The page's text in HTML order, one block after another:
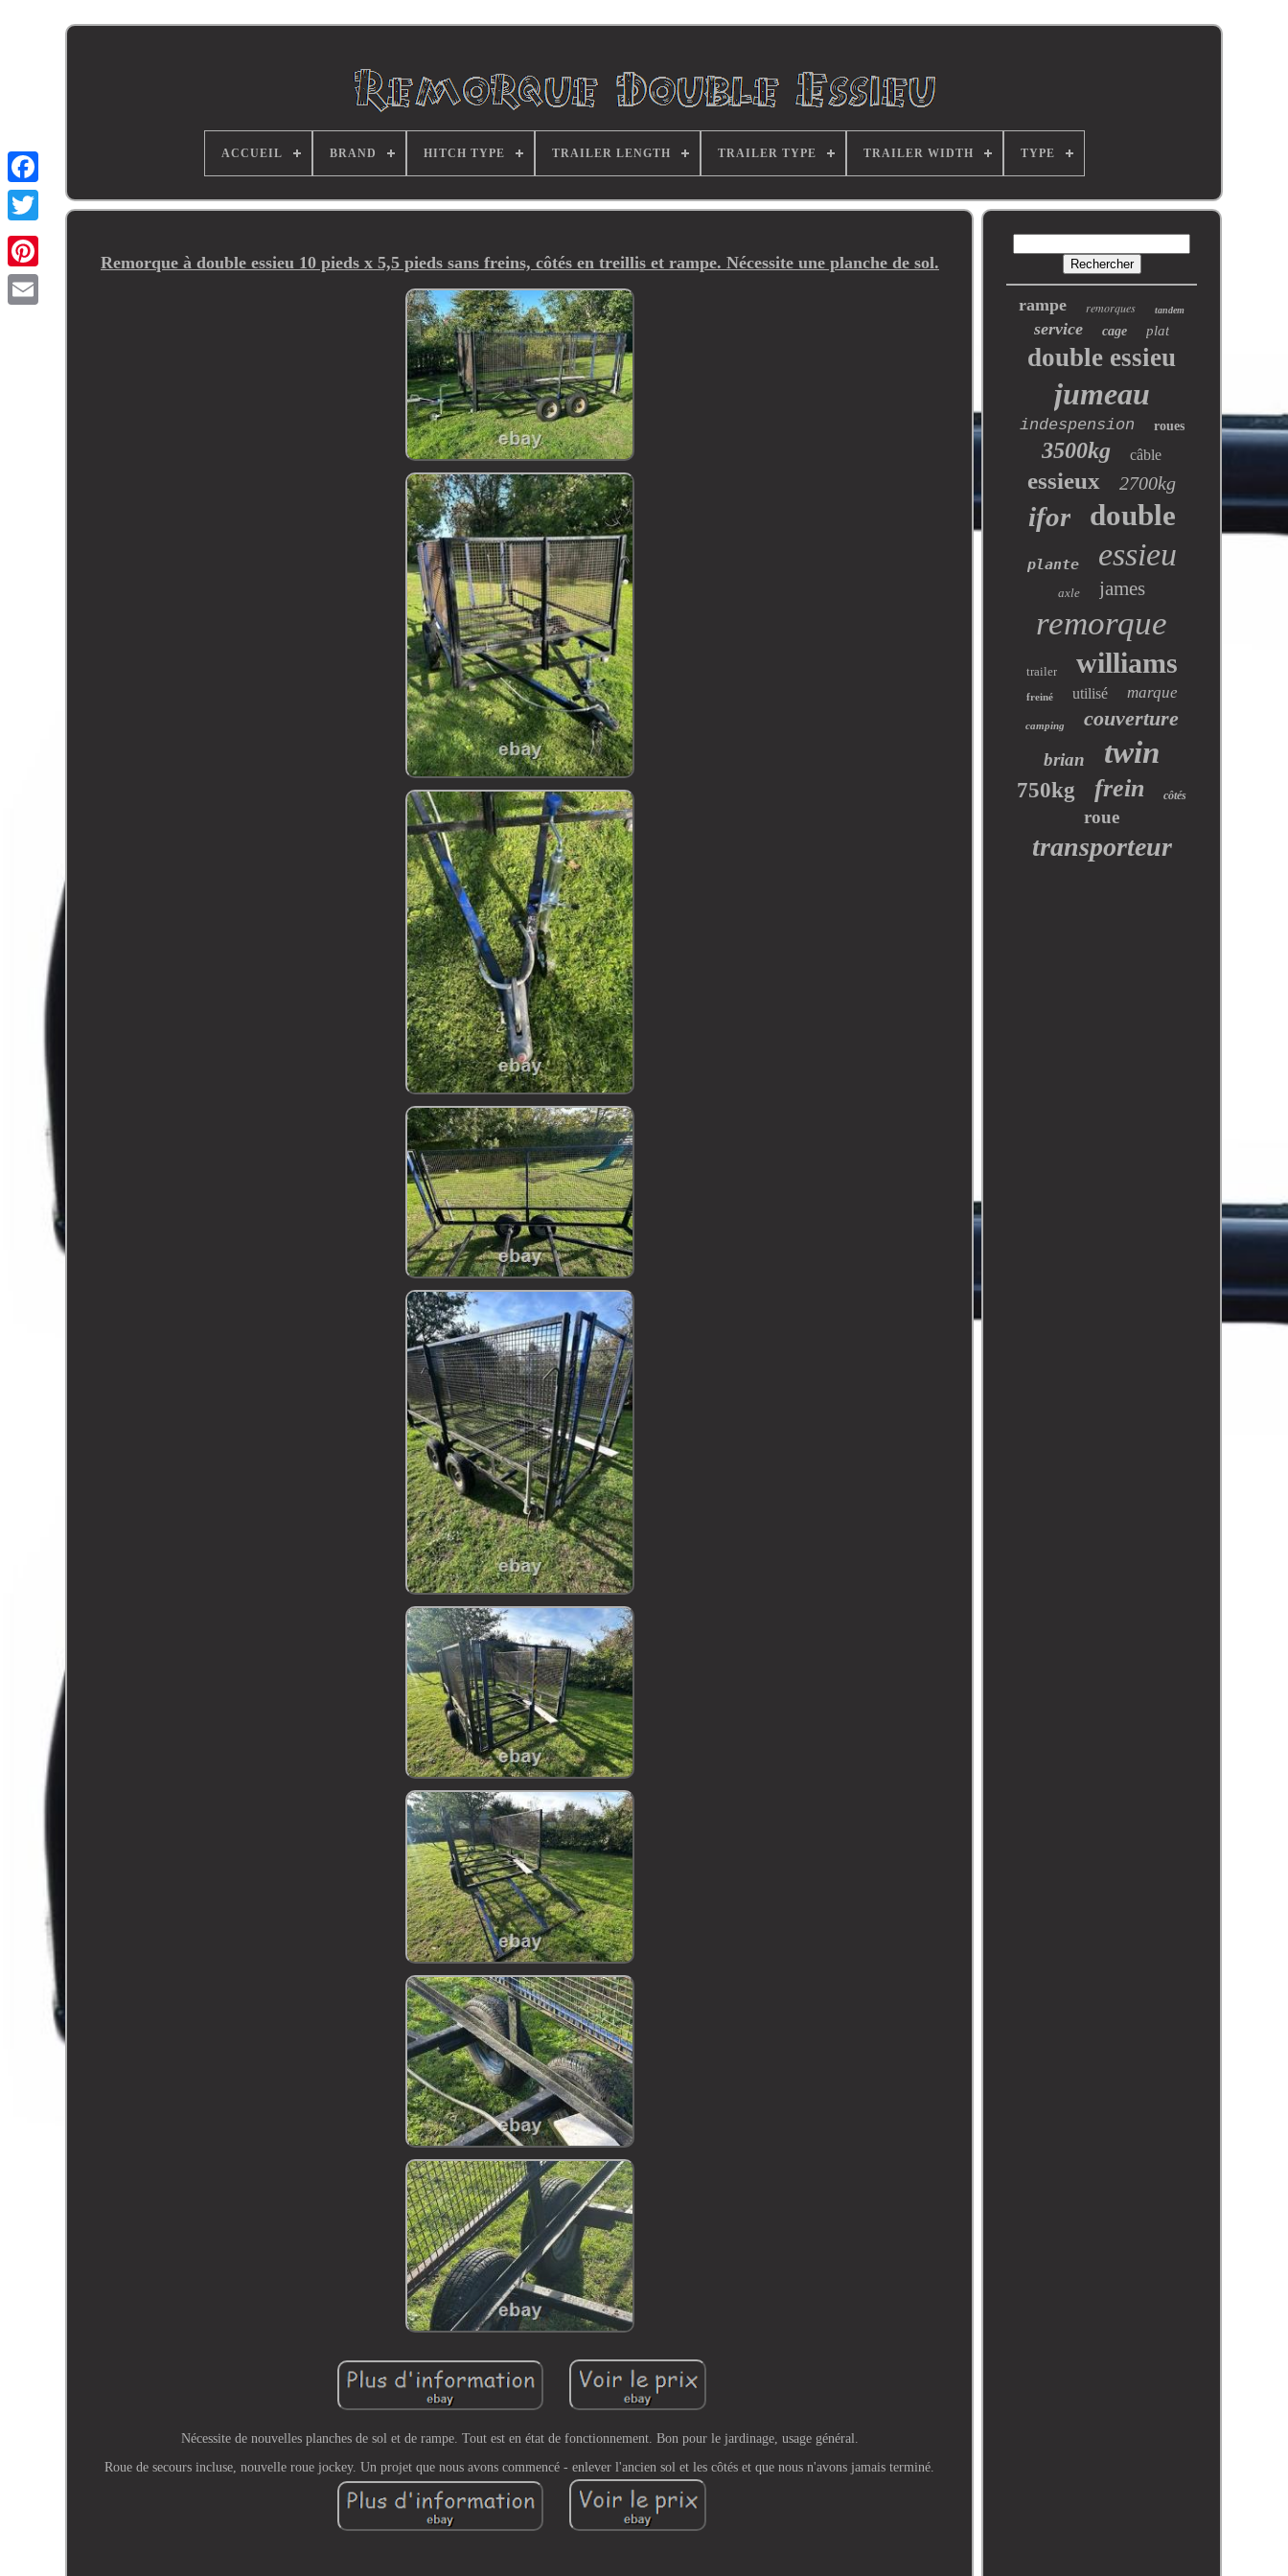
ACCUEIL BRAND HITCH TYPE TRAILER LENGTH TRAILER TYPE TRAILER WIDTH TYPE
Remorque à double essieu 10 pieds x 5,5 pieds sans freins, côtés en treillis et rampe. Nécessite une planche de sol.
Nécessite de nouvelles planches de sol et de rampe. Tout est en état de fonctionnement. Bon pour le jardinage, usage général.
Roue de secours incluse, nouvelle roue jockey. Un projet que nous avons commencé - enlever l'ancien sol et les côtés et que nous n'avons jamais terminé.
rampe remorques tandem
service cage plat
double essieu
jumeau
indespension roues
3500kg câble
essieux 2700kg
ifor double
plante essieu
axle james
remorque
trailer williams
freiné utilisé marque
camping couverture
brian twin
750kg frein côtés
roue
transporteur